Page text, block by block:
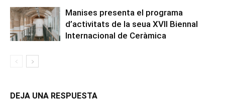
Manises presenta el programa
d’activitats de la seua XVII Biennal
Internacional de Ceràmica
DEJA UNA RESPUESTA